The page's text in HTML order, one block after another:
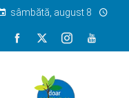
sâmbătă, august 8